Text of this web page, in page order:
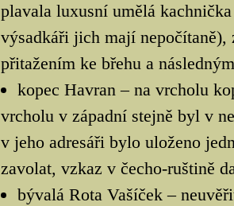
plavala luxusní umělá
výsadkáři jich mají
přitažením ke břehu a
kopec Havran – na vrcholu
vrcholu v západní stejně byl v
v jeho adresáři bylo uloženo
zavolat, vzkaz v čecho-ruštině
bývalá Rota Vašíček –